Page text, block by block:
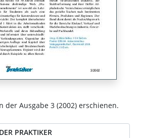
der Ausgabe 3 (2002) erschienen.
DER PRAKTIKER